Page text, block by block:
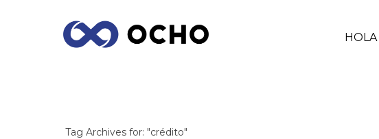
HOLA
Tag Archives for: "crédito"